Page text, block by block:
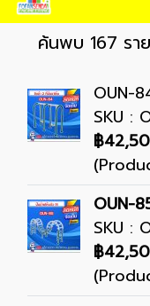
ค้นพบ 167 รา
OUN-
SKU :
฿
OUN-
SKU :
฿